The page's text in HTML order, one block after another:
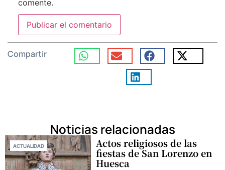
comente.
Compartir
Noticias relacionadas
ACTUALIDAD Actos religiosos de las
fiestas de San Lorenzo en
Huesca